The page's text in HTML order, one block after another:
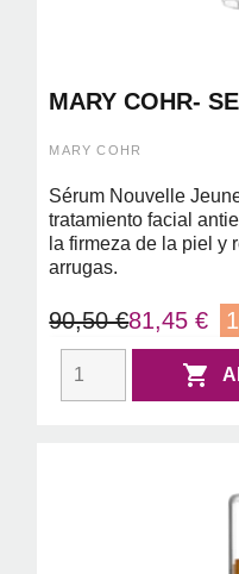
MARY COHR-
MARY COHR
Sérum Nouvelle
tratamiento facial
la firmeza de la piel y
arrugas.
90,50 €81,45 €
